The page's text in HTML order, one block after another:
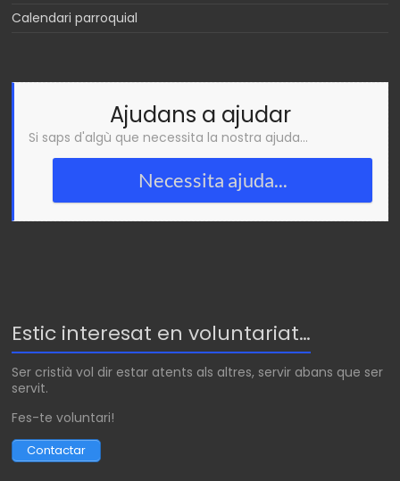
Calendari parroquial
Ajudans a ajudar
Si saps d'algù que necessita la nostra ajuda...
Necessita ajuda...
Estic interesat en voluntariat…
Ser cristià vol dir estar atents als altres, servir abans que ser
servit.
Fes-te voluntari!
Contactar